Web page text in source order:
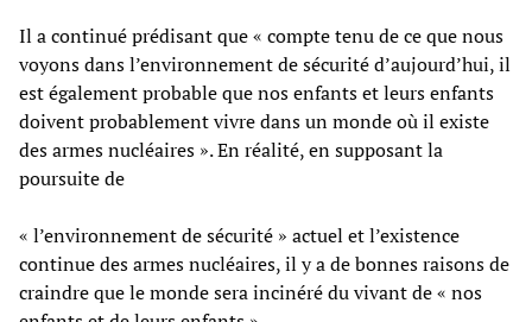
Il a continué prédisant que « compte tenu de ce que nous
voyons dans l’environnement de sécurité d’aujourd’hui, il
est également probable que nos enfants et leurs enfants
doivent probablement vivre dans un monde où il existe
des armes nucléaires ». En réalité, en supposant la
poursuite de
« l’environnement de sécurité » actuel et l’existence
continue des armes nucléaires, il y a de bonnes raisons de
craindre que le monde sera incinéré du vivant de « nos